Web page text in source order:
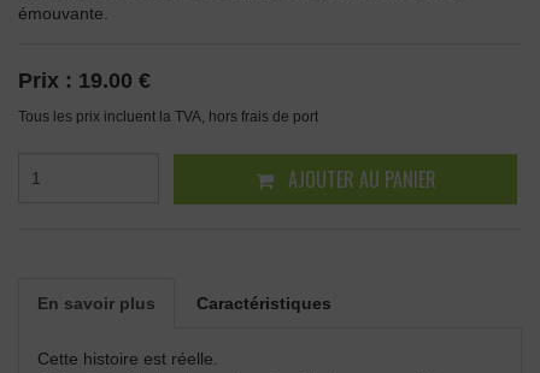
émouvante.
Prix : 19.00 €
Tous les prix incluent la TVA, hors frais de port
AJOUTER AU PANIER
En savoir plus Caractéristiques
Cette histoire est réelle.